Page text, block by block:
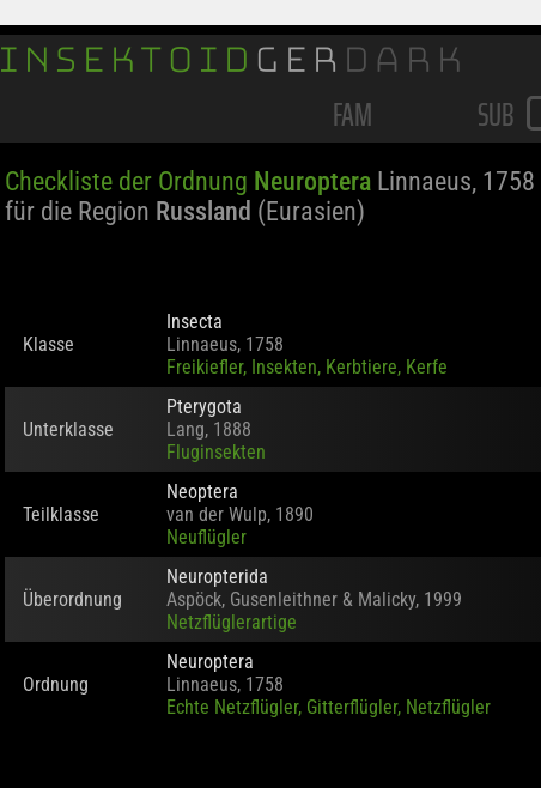
INSEKTOID GER DARK
FAM SUB
Checkliste der Ordnung Neuroptera Linnaeus, 1758
für die Region Russland (Eurasien)
Klasse
Insecta
Linnaeus, 1758
Freikiefler, Insekten, Kerbtiere, Kerfe
Unterklasse
Pterygota
Lang, 1888
Fluginsekten
Teilklasse
Neoptera
van der Wulp, 1890
Neuflügler
Überordnung
Neuropterida
Aspöck, Gusenleithner & Malicky, 1999
Netzflüglerartige
Ordnung
Neuroptera
Linnaeus, 1758
Echte Netzflügler, Gitterflügler, Netzflügler